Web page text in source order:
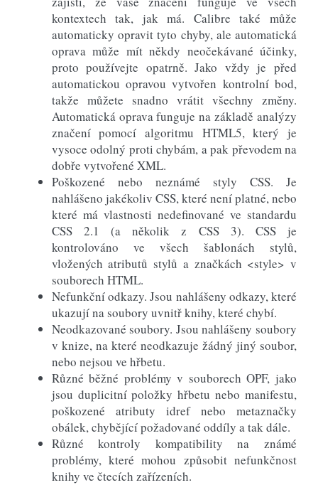
kontextech tak, jak má. Calibre také může
automaticky opravit tyto chyby, ale automatická
oprava může mít někdy neočekávané účinky,
proto používejte opatrně. Jako vždy je před
automatickou opravou vytvořen kontrolní bod,
takže můžete snadno vrátit všechny změny.
Automatická oprava funguje na základě analýzy
značení pomocí algoritmu HTML5, který je
vysoce odolný proti chybám, a pak převodem na
dobře vytvořené XML.
Poškozené nebo neznámé styly CSS. Je
nahlášeno jakékoliv CSS, které není platné, nebo
které má vlastnosti nedefinované ve standardu
CSS 2.1 (a několik z CSS 3). CSS je
kontrolováno ve všech šablonách stylů,
vložených atributů stylů a značkách <style> v
souborech HTML.
Nefunkční odkazy. Jsou nahlášeny odkazy, které
ukazují na soubory uvnitř knihy, které chybí.
Neodkazované soubory. Jsou nahlášeny soubory
v knize, na které neodkazuje žádný jiný soubor,
nebo nejsou ve hřbetu.
Různé běžné problémy v souborech OPF, jako
jsou duplicitní položky hřbetu nebo manifestu,
poškozené atributy idref nebo metaznačky
obálek, chybějící požadované oddíly a tak dále.
Různé kontroly kompatibility na známé
problémy, které mohou způsobit nefunkčnost
knihy ve čtecích zařízeních.